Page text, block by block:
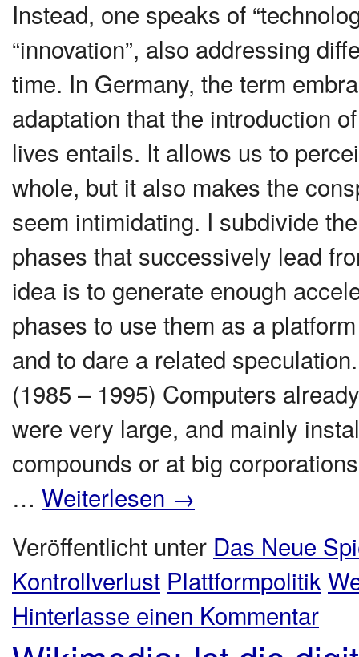
Instead, one speaks of
“innovation”, also addressing
time. In Germany, the term
adaptation that the introduction
lives entails. It allows us to
whole, but it also makes the
seem intimidating. I subdivide
phases that successively lead
idea is to generate enough
phases to use them as a
and to dare a related
(1985 – 1995) Computers
were very large, and mainly
compounds or at big
… Weiterlesen →
Veröffentlicht unter Das Neue
Kontrollverlust Plattformpolitik
Hinterlasse einen Kommentar